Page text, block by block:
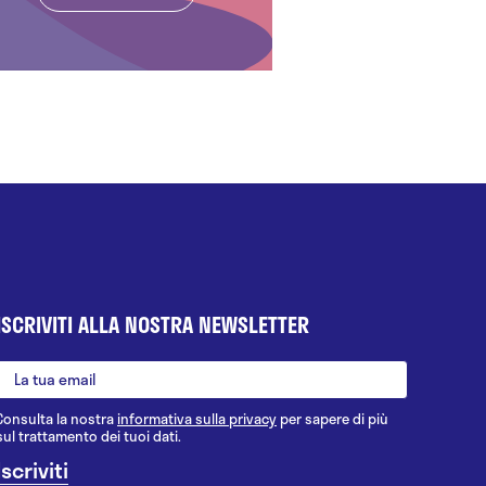
ALLA NOSTRA NEWSLETTER
la nostrainformativa sulla privacy per sapere di più
trattamento dei tuoi dati.